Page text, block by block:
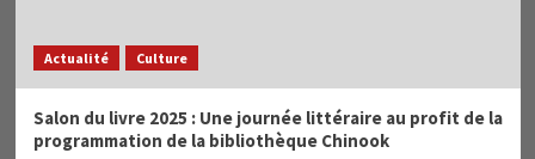
Actualité Culture
Salon du livre 2025 : Une journée littéraire au profit de la
programmation de la bibliothèque Chinook